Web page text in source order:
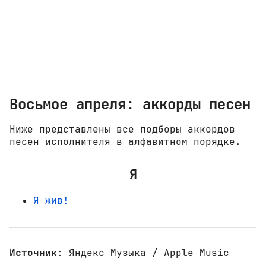
Восьмое апреля: аккорды песен
Ниже представлены все подборы аккордов
песен исполнителя в алфавитном порядке.
Я
Я жив!
Источник: Яндекс Музыка / Apple Music